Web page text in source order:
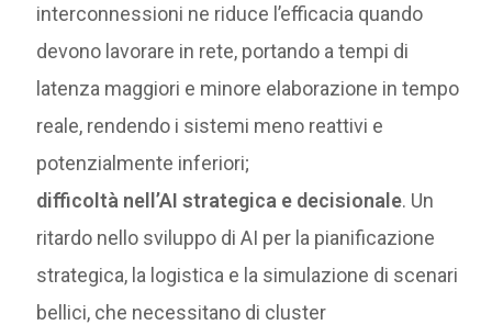
interconnessioni ne riduce l’efficacia quando
devono lavorare in rete, portando a tempi di
latenza maggiori e minore elaborazione in tempo
reale, rendendo i sistemi meno reattivi e
potenzialmente inferiori;
difficoltà nell’AI strategica e decisionale. Un
ritardo nello sviluppo di AI per la pianificazione
strategica, la logistica e la simulazione di scenari
bellici, che necessitano di cluster